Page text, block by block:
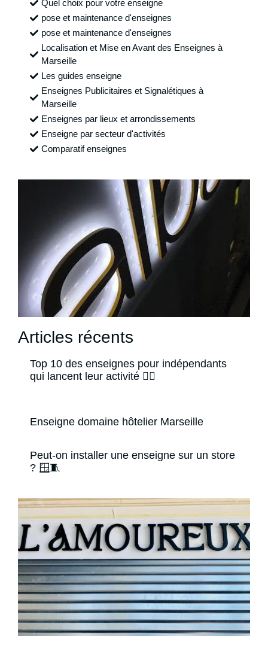
Quel choix pour votre enseigne
pose et maintenance d'enseignes
pose et maintenance d'enseignes
Localisation et Mise en Avant des Enseignes à
Marseille
Les guides enseigne
Enseignes Publicitaires et Signalétiques à
Marseille
Enseignes par lieux et arrondissements
Enseigne par secteur d'activités
Comparatif enseignes
Articles récents
Top 10 des enseignes pour indépendants
qui lancent leur activité 🙋‍♂️
Enseigne domaine hôtelier Marseille
Peut-on installer une enseigne sur un store
? 🪟🧵